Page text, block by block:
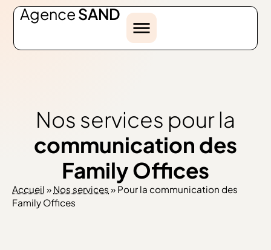
AgenceSAND
Nos services pour la
communication des
Family Offices
Accueil » Nos services » Pour la communication des
Family Offices